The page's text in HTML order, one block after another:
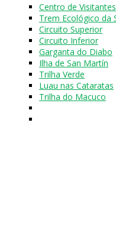
Centro de Visitantes
Trem Ecológico da
Circuito Superior
Circuito Inferior
Garganta do Diabo
Ilha de San Martín
Trilha Verde
Luau nas Cataratas
Trilha do Macuco